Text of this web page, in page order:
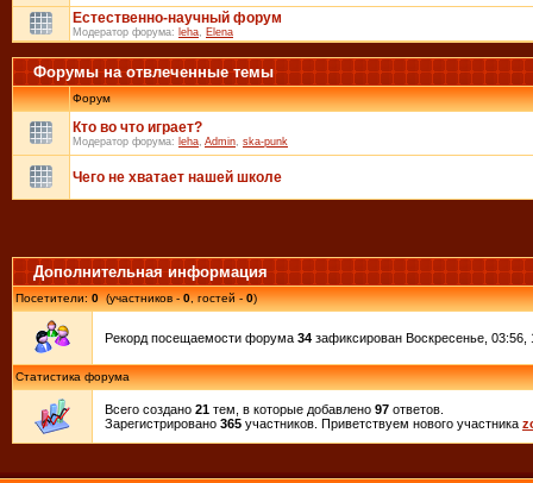
Естественно-научный форум
Модератор форума: leha, Elena
Форумы на отвлеченные темы
Форум
Кто во что играет?
Модератор форума: leha, Admin, ska-punk
Чего не хватает нашей школе
Дополнительная информация
Посетители:0(участников -0, гостей -0)
Рекорд посещаемости форума 34 зафиксирован Воскресенье, 03:56,
Статистика форума
Всего создано 21 тем, в которые добавлено 97 ответов.
Зарегистрировано 365 участников. Приветствуем нового участника